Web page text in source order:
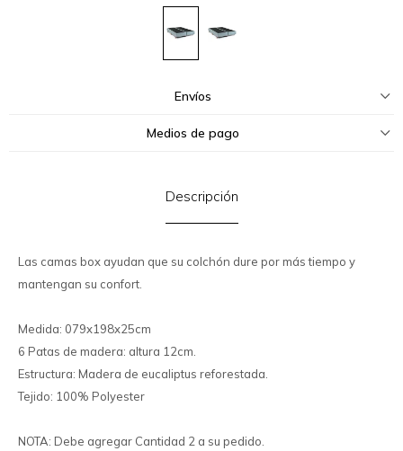
Envíos
Medios de pago
Descripción
Las camas box ayudan que su colchón dure por más tiempo y
mantengan su confort.
Medida: 079x198x25cm
6 Patas de madera: altura 12cm.
Estructura: Madera de eucaliptus reforestada.
Tejido: 100% Polyester
NOTA: Debe agregar Cantidad 2 a su pedido.